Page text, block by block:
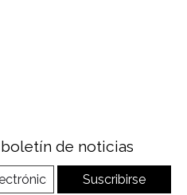
de noticias
Suscribirse